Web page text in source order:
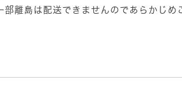
離島は配送できませんのであらかじめ